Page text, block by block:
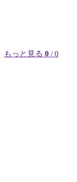
もっと見る 0 / 0